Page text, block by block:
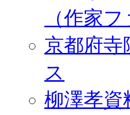
（作家フ
京都府寺
ス
柳澤孝資